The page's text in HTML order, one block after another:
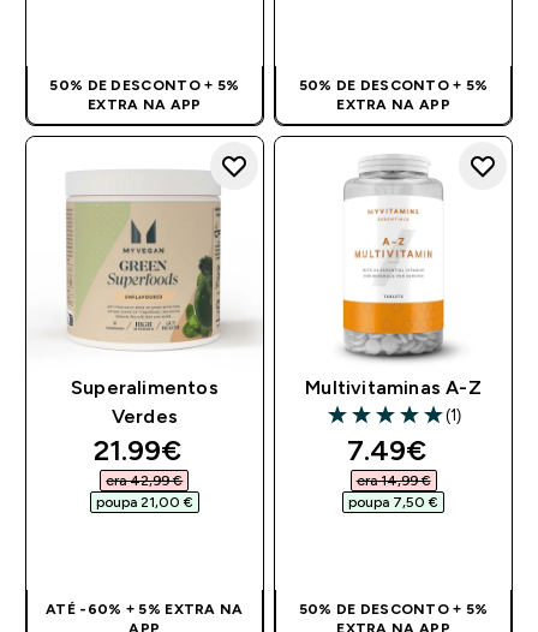
50% DE DESCONTO + 5%
EXTRA NA APP
50% DE DESCONTO + 5%
EXTRA NA APP
Superalimentos
Verdes
discounted price
21.99€‎
era 42,99 €‎
poupa 21,00 €‎
ATÉ -60% + 5% EXTRA NA
Multivitaminas A-Z
5 out of 5 stars
(1)
discounted
7.49€‎
era 14,99 €‎
poupa 7,50 €‎
50% DE DESCONTO + 5%